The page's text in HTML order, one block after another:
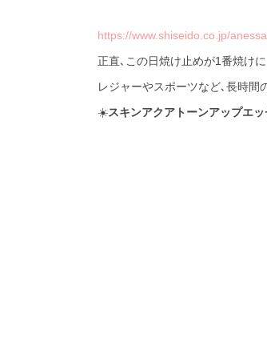
https://www.shiseido.co.jp/
正直､この日焼け止めが1番焼け
レジャーやスポーツなど､長時間
☀️スキンアクアトーンアップエッ